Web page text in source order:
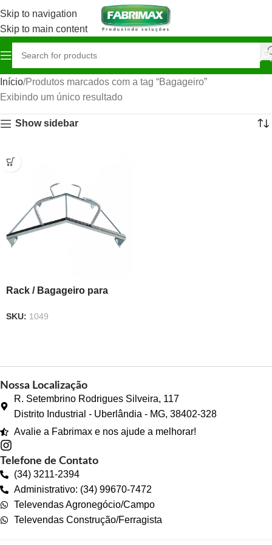
Skip to navigation
Skip to main content
Início Produtos marcados com a tag “Bagageiro”
Exibindo um único resultado
Show sidebar
Rack / Bagageiro para
SKU: 1049
Nossa Localização
R. Setembrino Rodrigues Silveira, 117
Distrito Industrial - Uberlândia - MG, 38402-328
Avalie a Fabrimax e nos ajude a melhorar!
Telefone de Contato
(34) 3211-2394
Administrativo: (34) 99670-7472
Televendas Agronegócio/Campo
Televendas Construção/Ferragista